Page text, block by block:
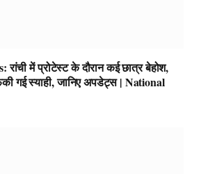
में प्रोटेस्ट के दौरान कई छात्र बेहोश,
गई स्याही, जानिए अपडेट्स | National